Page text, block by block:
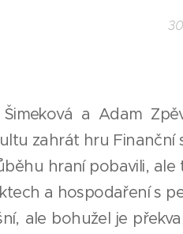
a Adam
zahrát hru Finanční
hraní pobavili,
a hospodaření s
ale bohužel je